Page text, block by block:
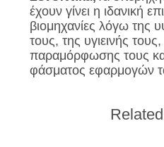
έχουν γίνει η ιδανική
βιομηχανίες λόγω της
τους, της υγιεινής
παραμόρφωσης τους
φάσματος εφαρμογών